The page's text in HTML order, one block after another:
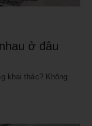
ở đâu
khai thác? Không